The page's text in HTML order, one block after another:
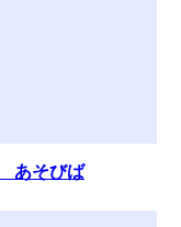
あそびば